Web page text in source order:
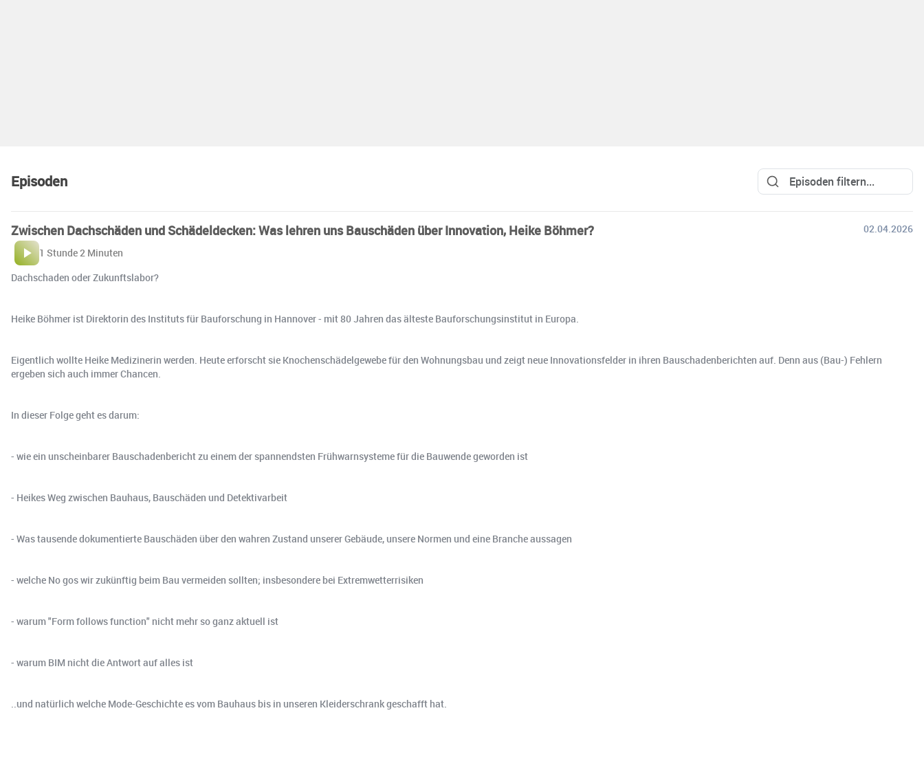
Episoden
Zwischen Dachschäden und Schädeldecken: Was lehren uns Bauschäden über Innovation, Heike Böhmer?
02.04.2026
1 Stunde 2 Minuten
️Dachschaden oder Zukunftslabor?
Heike Böhmer ist Direktorin des Instituts für Bauforschung in Hannover - mit 80 Jahren das älteste Bauforschungsinstitut in Europa.
Eigentlich wollte Heike Medizinerin werden. Heute erforscht sie Knochenschädelgewebe für den Wohnungsbau und zeigt neue Innovationsfelder in ihren Bauschadenberichten auf. Denn aus (Bau-) Fehlern
ergeben sich auch immer Chancen.
In dieser Folge geht es darum:
- wie ein unscheinbarer Bauschadenbericht zu einem der spannendsten Frühwarnsysteme für die Bauwende geworden ist
- Heikes Weg zwischen Bauhaus, Bauschäden und Detektivarbeit
- Was tausende dokumentierte Bauschäden über den wahren Zustand unserer Gebäude, unsere Normen und eine Branche aussagen
- welche No gos wir zukünftig beim Bau vermeiden sollten; insbesondere bei Extremwetterrisiken
- warum "Form follows function" nicht mehr so ganz aktuell ist
- warum BIM nicht die Antwort auf alles ist
..und natürlich welche Mode-Geschichte es vom Bauhaus bis in unseren Kleiderschrank geschafft hat.